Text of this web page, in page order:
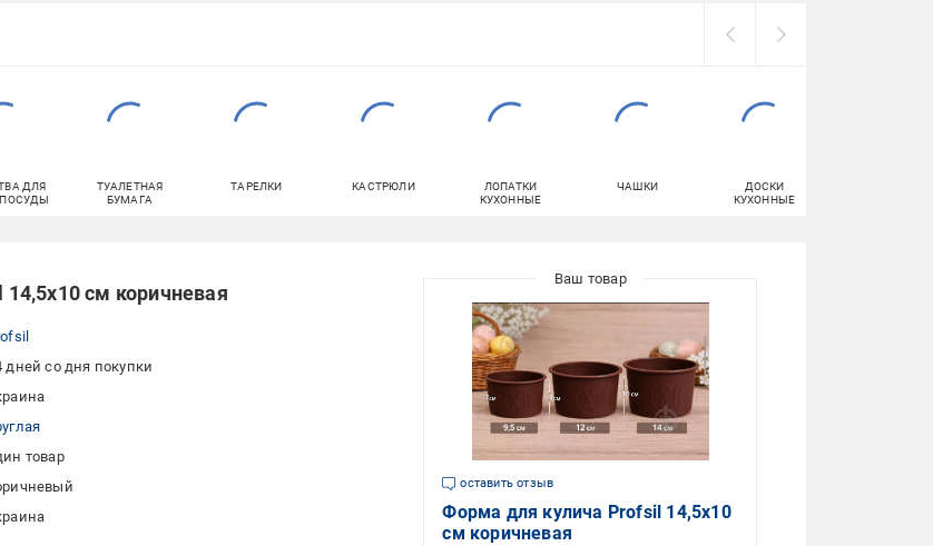
ДЛЯ
ТУАЛЕТНАЯ
БУМАГА
ТАРЕЛКИ КАСТРЮЛИ
ЛОПАТКИ
КУХОННЫЕ
ЧАШКИ
ДОСКИ
КУХОННЫЕ
см коричневая
дней со дня покупки
товар
оставить отзыв
Форма для кулича Profsil 14,5х10
см коричневая